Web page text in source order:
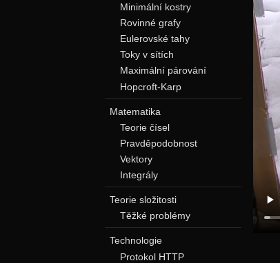
Minimální kostry
Rovinné grafy
Eulerovské tahy
Toky v sítích
Maximální párování
Hopcroft-Karp
Matematika
Teorie čísel
Pravděpodobnost
Vektory
Integrály
Teorie složitosti
Těžké problémy
Technologie
Protokol HTTP